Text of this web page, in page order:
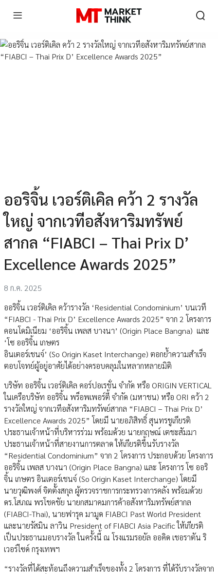
ออริจิ้น เวอร์ติเคิล คว้า 2 รางวัล
ใหญ่ จากเวทีอสังหาริมทรัพย์
สากล “FIABCI – Thai Prix D’
Excellence Awards 2025”
8 ก.ค. 2025
ออริจิ้น เวอร์ติเคิล คว้ารางวัล ‘Residential Condominium’ บนเวที
“FIABCI - Thai Prix D’ Excellence Awards 2025” จาก 2 โครงการ
คอนโดมิเนียม ‘ออริจิ้น เพลส บางนา’ (Origin Place Bangna) และ
‘โซ ออริจิ้น เกษตร
อินเตอร์เชนจ์’ (So Origin Kaset Interchange) ตอกย้ำความสำเร็จ
ตอบโจทย์ผู้อยู่อาศัยได้อย่างครอบคลุมในหลากหลายมิติ
บริษัท ออริจิ้น เวอร์ติเคิล คอร์ปอเรชั่น จำกัด หรือ ORIGIN VERTICAL
ในเครือบริษัท ออริจิ้น พร็อพเพอร์ตี้ จำกัด (มหาชน) หรือ ORI คว้า 2
รางวัลใหญ่ จากเวทีอสังหาริมทรัพย์สากล “FIABCI – Thai Prix D’
Excellence Awards 2025” โดยมี นายอภิสิทธิ์ สุนทรชูเกียรติ
ประธานเจ้าหน้าที่บริหารร่วม พร้อมด้วย นายกฤษณ์ เตชะสัมมา
ประธานเจ้าหน้าที่สายงานการตลาด ให้เกียรติขึ้นรับรางวัล
“Residential Condominium” จาก 2 โครงการ ประกอบด้วย โครงการ
ออริจิ้น เพลส บางนา (Origin Place Bangna) และ โครงการ โซ ออริ
จิ้น เกษตร อินเตอร์เชนจ์ (So Origin Kaset Interchange) โดยมี
นายวุฒิพงศ์ จิตตั้งสกุล ผู้ตรวจราชการกระทรวงการคลัง พร้อมด้วย
ดร.โสภณ พรโชคชัย นายกสมาคมการค้าอสังหาริมทรัพย์สากล
(FIABCI-Thai), นายฟารุค มามูด FIABCI Past World President
และนายรัสมิน ลาวิน President of FIABCI Asia Pacific ให้เกียรติ
เป็นประธานมอบรางวัล ในครั้งนี้ ณ โรงแรมรอยัล ออคิด เชอราตัน ริ
เวอร์ไซด์ กรุงเทพฯ
“รางวัลที่ได้สะท้อนถึงความสำเร็จของทั้ง 2 โครงการ ที่ได้รับรางวัลจาก